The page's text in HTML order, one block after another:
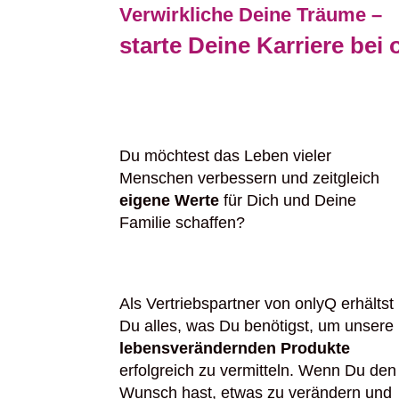
Verwirkliche Deine Träume –
starte Deine Karriere bei
Du möchtest das Leben vieler
Menschen verbessern und zeitgleich
eigene Werte für Dich und Deine
Familie schaffen?
Als Vertriebspartner von onlyQ erhältst
Du alles, was Du benötigst, um unsere
lebensverändernden Produkte
erfolgreich zu vermitteln. Wenn Du den
Wunsch hast, etwas zu verändern und